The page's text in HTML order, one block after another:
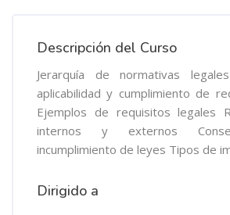
Descripción del Curso
Jerarquía de normativas
aplicabilidad y cumplimiento de
Ejemplos de requisitos legales
internos y externos
incumplimiento de leyes Tipos de
Dirigido a